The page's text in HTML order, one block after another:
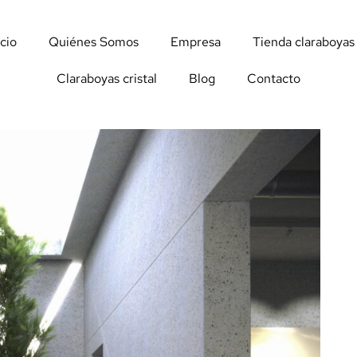
Quiénes Somos Empresa Tienda claraboyas
Claraboyas cristal Blog Contacto